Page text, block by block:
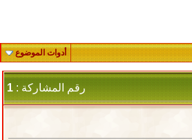
أدوات الموضوع
رقم المشاركة : 1